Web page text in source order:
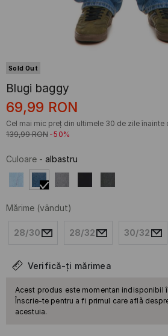
Sold Out
Blugi baggy
69,99 RON
Cel mai mic preț din ultimele 30 de zile înainte
139,99 RON -50%
Culoare - albastru
Mărime (vândut)
28/30 28/32 30/32
Verifică-ți mărimea
Acest produs este momentan indisponibil
Înscrie-te pentru a fi primul care află
acestuia.